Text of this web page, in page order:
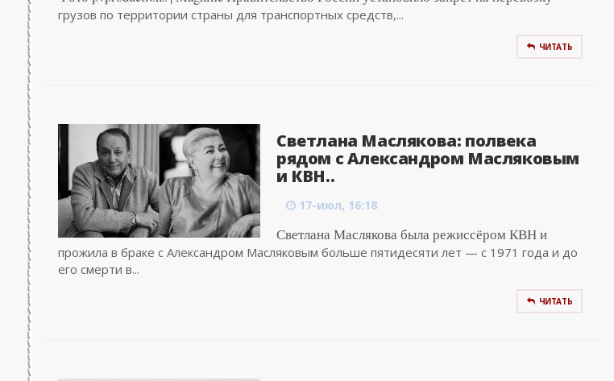
грузов по территории страны для транспортных средств,...
ЧИТАТЬ
Светлана Маслякова: полвека
рядом с Александром Масляковым
и КВН..
17-июл, 16:18
Светлана Маслякова была режиссёром КВН и
прожила в браке с Александром Масляковым больше пятидесяти лет — с 1971 года и до
его смерти в...
ЧИТАТЬ